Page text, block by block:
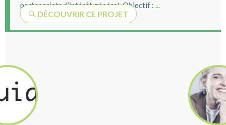
partenariats d’intérêt général. Objectif : ...
DÉCOUVRIR CE PROJET